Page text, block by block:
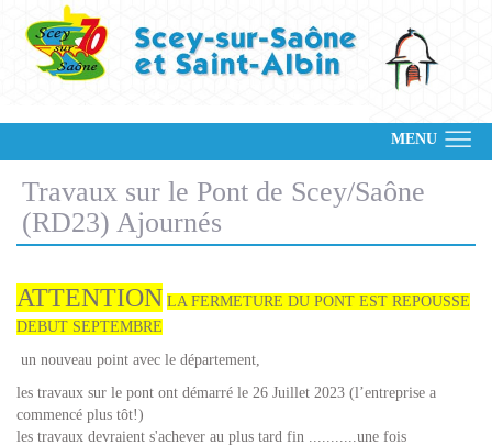
MENU
Travaux sur le Pont de Scey/Saône
(RD23) Ajournés
ATTENTION LA FERMETURE DU PONT EST REPOUSSE
DEBUT SEPTEMBRE
un nouveau point avec le département,
les travaux sur le pont ont démarré le 26 Juillet 2023 (l’entreprise a
commencé plus tôt!)
les travaux devraient s'achever au plus tard fin ...........une fois